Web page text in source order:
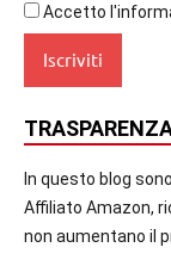
Accetto
In questo blog
Affiliato Amazon,
non aumentano il